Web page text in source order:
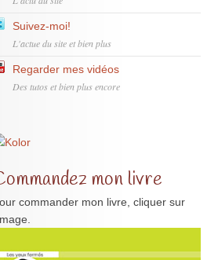
Suivez-moi!
L'actue du site et bien plus
Regarder mes vidéos
Des tutos et bien plus encore
mon livre
commander mon livre, cliquer sur